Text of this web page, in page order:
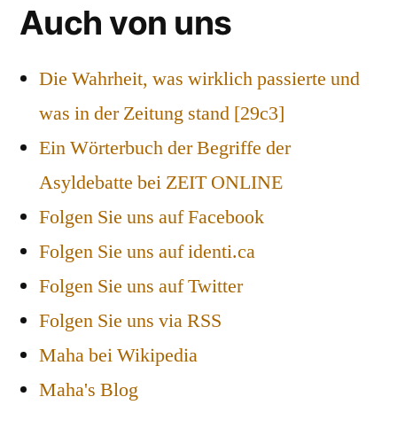
Auch von uns
Die Wahrheit, was wirklich passierte und
was in der Zeitung stand [29c3]
Ein Wörterbuch der Begriffe der
Asyldebatte bei ZEIT ONLINE
Folgen Sie uns auf Facebook
Folgen Sie uns auf identi.ca
Folgen Sie uns auf Twitter
Folgen Sie uns via RSS
Maha bei Wikipedia
Maha's Blog